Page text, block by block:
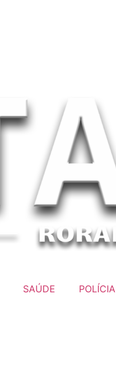
SAÚDE POLÍCIA